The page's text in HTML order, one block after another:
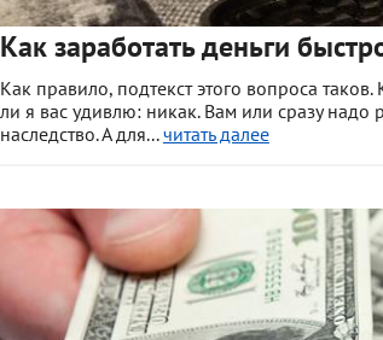
Как заработать деньги
Как правило, подтекст этого вопроса
ли я вас удивлю: никак. Вам или сразу надо
наследство. А для...читать далее